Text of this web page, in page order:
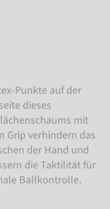
Punkte auf der
dieses
mit
Grip verhindern das
der Hand und
die Taktilität für
Ballkontrolle.